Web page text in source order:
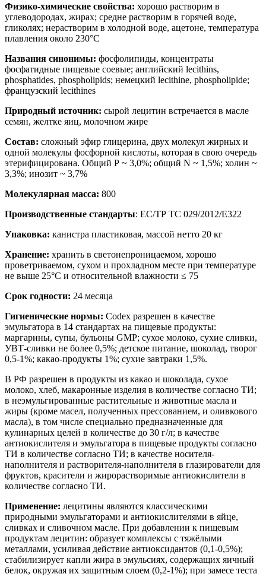
Физико-химические свойства: хорошо растворим в
углеводородах, жирах; средне растворим в горячей воде,
гликолях; нерастворим в холодной воде, ацетоне, температура
плавления около 230°С
Названия синонимы: фосфолипиды, концентраты
фосфатидные пищевые соевые; английский lecithins,
phosphatides, phospholipids; немецкий lecithine, phospholipide;
французский lecithines
Природный источник: сырой лецитин встречается в масле
семян, желтке яиц, молочном жире
Состав: сложный эфир глицерина, двух молекул жирных и
одной молекулы фосфорной кислоты, которая в свою очередь
этерифицирована. Общий Р ~ 3,0%; общий N ~ 1,5%; холин ~
3,3%; инозит ~ 3,7%
Молекулярная масса: 800
Производственные стандарты: ЕС/ТР ТС 029/2012/E322
Упаковка: канистра пластиковая, массой нетто 20 кг
Хранение: хранить в светонепроницаемом, хорошо
проветриваемом, сухом и прохладном месте при температуре
не выше 25°С и относительной влажности ≤ 75
Срок годности: 24 месяца
Гигиенические нормы: Codex разрешен в качестве
эмульгатора в 14 стандартах на пищевые продукты:
маргарины, супы, бульоны GMP; сухое молоко, сухие сливки,
УВТ-сливки не более 0,5%; детское питание, шоколад, творог
0,5-1%; какао-продукты 1%; сухие завтраки 1,5%.
В РФ разрешен в продукты из какао и шоколада, сухое
молоко, хлеб, макаронные изделия в количестве согласно ТИ;
в неэмульгированные растительные и животные масла и
жиры (кроме масел, полученных прессованием, и оливкового
масла), в том числе специально предназначенные для
кулинарных целей в количестве до 30 г/л; в качестве
антиокислителя и эмульгатора в пищевые продукты согласно
ТИ в количестве согласно ТИ; в качестве носителя-
наполнителя и растворителя-наполнителя в глазирователи для
фруктов, красители и жирорастворимые антиокислители в
количестве согласно ТИ.
Применение: лецитины являются классическими
природными эмульгаторами и антиокислителями в яйце,
сливках и сливочном масле. При добавлении к пищевым
продуктам лецитин: образует комплексы с тяжёлыми
металлами, усиливая действие антиоксидантов (0,1-0,5%);
стабилизирует капли жира в эмульсиях, содержащих яичный
белок, окружая их защитным слоем (0,2-1%); при замесе теста